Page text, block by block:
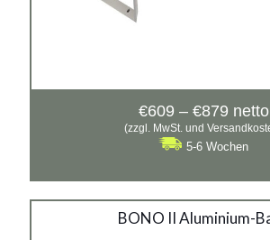
€609 – €879
€609
bis
netto
(zzgl. MwSt. und
5-6 Wochen
BONO II Aluminium-